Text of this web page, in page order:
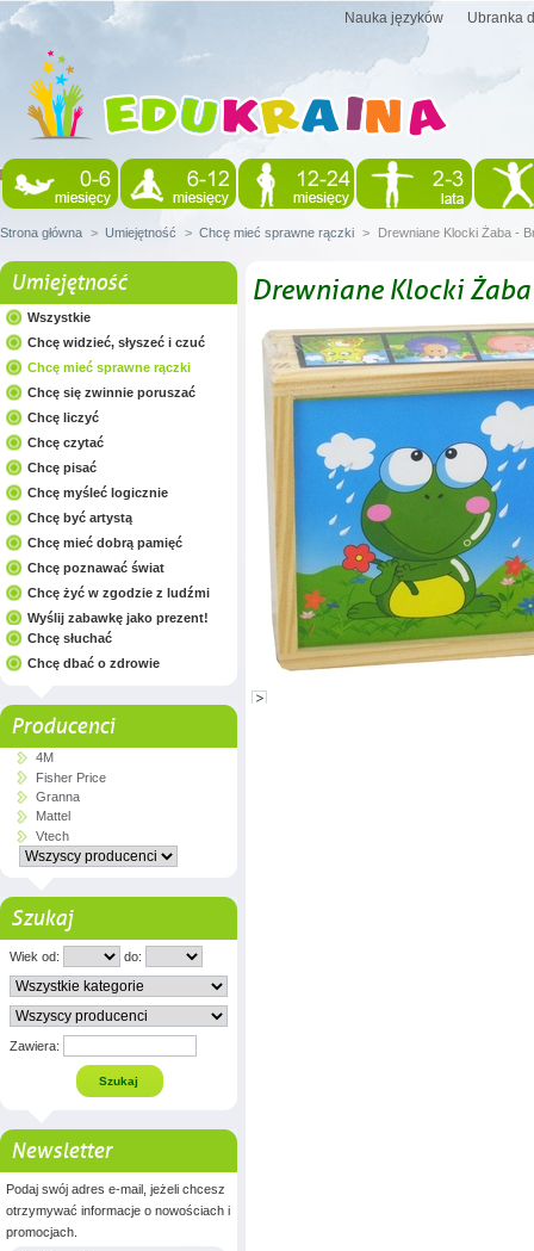
Nauka języków Ubranka
Strona główna > Umiejętność > Chcę mieć sprawne rączki > Drewniane Klocki Żaba -
Umiejętność
Wszystkie
Chcę widzieć, słyszeć i czuć
Chcę mieć sprawne rączki
Chcę się zwinnie poruszać
Chcę liczyć
Chcę czytać
Chcę pisać
Chcę myśleć logicznie
Chcę być artystą
Chcę mieć dobrą pamięć
Chcę poznawać świat
Chcę żyć w zgodzie z ludźmi
Wyślij zabawkę jako prezent!
Chcę słuchać
Chcę dbać o zdrowie
Producenci
4M
Fisher Price
Granna
Mattel
Vtech
Szukaj
Wiek od: do:
Zawiera:
Newsletter
Podaj swój adres e-mail, jeżeli chcesz
otrzymywać informacje o nowościach i
promocjach.
Drewniane Klocki